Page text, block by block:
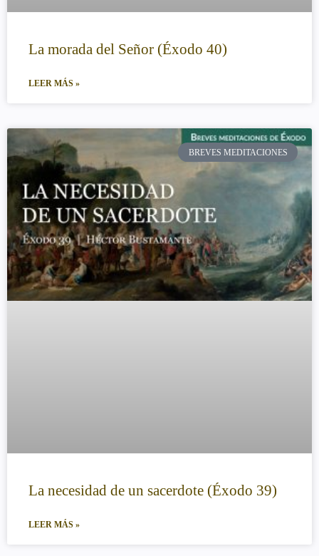
La morada del Señor (Éxodo 40)
LEER MÁS »
BREVES MEDITACIONES
La necesidad de un sacerdote (Éxodo 39)
LEER MÁS »